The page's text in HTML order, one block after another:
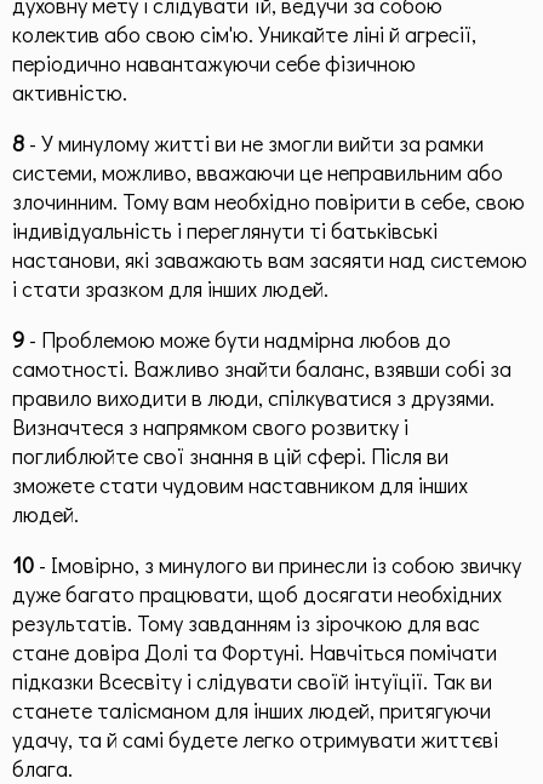
колектив або свою сім'ю. Уникайте ліні й агресії,
періодично навантажуючи себе фізичною
активністю.
8 - У минулому житті ви не змогли вийти за рамки
системи, можливо, вважаючи це неправильним або
злочинним. Тому вам необхідно повірити в себе, свою
індивідуальність і переглянути ті батьківські
настанови, які заважають вам засяяти над системою
і стати зразком для інших людей.
9 - Проблемою може бути надмірна любов до
самотності. Важливо знайти баланс, взявши собі за
правило виходити в люди, спілкуватися з друзями.
Визначтеся з напрямком свого розвитку і
поглиблюйте свої знання в цій сфері. Після ви
зможете стати чудовим наставником для інших
людей.
10 - Імовірно, з минулого ви принесли із собою звичку
дуже багато працювати, щоб досягати необхідних
результатів. Тому завданням із зірочкою для вас
стане довіра Долі та Фортуні. Навчіться помічати
підказки Всесвіту і слідувати своїй інтуїції. Так ви
станете талісманом для інших людей, притягуючи
удачу, та й самі будете легко отримувати життєві
блага.